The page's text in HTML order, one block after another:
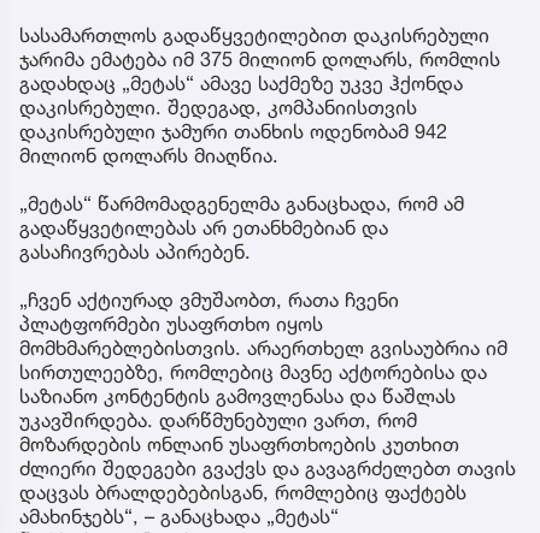
სასამართლოს გადაწყვეტილებით დაკისრებული
ჯარიმა ემატება იმ 375 მილიონ დოლარს, რომლის
გადახდაც „მეტას“ ამავე საქმეზე უკვე ჰქონდა
დაკისრებული. შედეგად, კომპანიისთვის
დაკისრებული ჯამური თანხის ოდენობამ 942
მილიონ დოლარს მიაღწია.
„მეტას“ წარმომადგენელმა განაცხადა, რომ ამ
გადაწყვეტილებას არ ეთანხმებიან და
გასაჩივრებას აპირებენ.
„ჩვენ აქტიურად ვმუშაობთ, რათა ჩვენი
პლატფორმები უსაფრთხო იყოს
მომხმარებლებისთვის. არაერთხელ გვისაუბრია იმ
სირთულეებზე, რომლებიც მავნე აქტორებისა და
საზიანო კონტენტის გამოვლენასა და წაშლას
უკავშირდება. დარწმუნებული ვართ, რომ
მოზარდების ონლაინ უსაფრთხოების კუთხით
ძლიერი შედეგები გვაქვს და გავაგრძელებთ თავის
დაცვას ბრალდებებისგან, რომლებიც ფაქტებს
ამახინჯებს“, – განაცხადა „მეტას“